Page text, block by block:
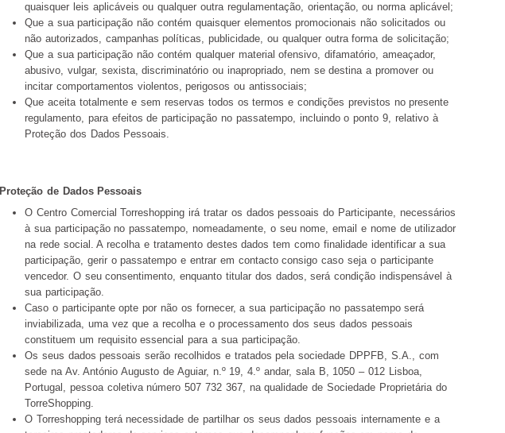
quaisquer leis aplicáveis ou qualquer outra regulamentação, orientação, ou norma aplicável;
Que a sua participação não contém quaisquer elementos promocionais não solicitados ou
não autorizados, campanhas políticas, publicidade, ou qualquer outra forma de solicitação;
Que a sua participação não contém qualquer material ofensivo, difamatório, ameaçador,
abusivo, vulgar, sexista, discriminatório ou inapropriado, nem se destina a promover ou
incitar comportamentos violentos, perigosos ou antissociais;
Que aceita totalmente e sem reservas todos os termos e condições previstos no presente
regulamento, para efeitos de participação no passatempo, incluindo o ponto 9, relativo à
Proteção dos Dados Pessoais.
Proteção de Dados Pessoais
O Centro Comercial Torreshopping irá tratar os dados pessoais do Participante, necessários
à sua participação no passatempo, nomeadamente, o seu nome, email e nome de utilizador
na rede social. A recolha e tratamento destes dados tem como finalidade identificar a sua
participação, gerir o passatempo e entrar em contacto consigo caso seja o participante
vencedor. O seu consentimento, enquanto titular dos dados, será condição indispensável à
sua participação.
Caso o participante opte por não os fornecer, a sua participação no passatempo será
inviabilizada, uma vez que a recolha e o processamento dos seus dados pessoais
constituem um requisito essencial para a sua participação.
Os seus dados pessoais serão recolhidos e tratados pela sociedade DPPFB, S.A., com
sede na Av. António Augusto de Aguiar, n.º 19, 4.º andar, sala B, 1050 – 012 Lisboa,
Portugal, pessoa coletiva número 507 732 367, na qualidade de Sociedade Proprietária do
TorreShopping.
O Torreshopping terá necessidade de partilhar os seus dados pessoais internamente e a